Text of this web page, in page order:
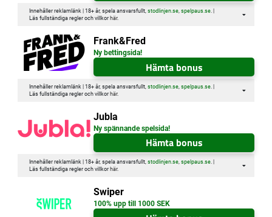
Innehåller reklamlänk | 18+ år, spela ansvarsfullt, stodlinjen.se, spelpaus.se. |
Läs fullständiga regler och villkor här.
Frank&Fred
Ny bettingsida!
Hämta bonus
Innehåller reklamlänk | 18+ år, spela ansvarsfullt, stodlinjen.se, spelpaus.se. |
Läs fullständiga regler och villkor här.
Jubla
Ny spännande spelsida!
Hämta bonus
Innehåller reklamlänk | 18+ år, spela ansvarsfullt, stodlinjen.se, spelpaus.se. |
Läs fullständiga regler och villkor här.
Swiper
100% upp till 1000 SEK